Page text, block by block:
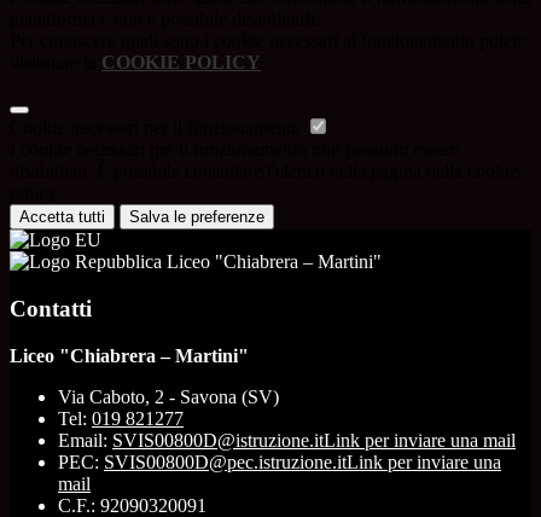
COOKIE POLICY
Accetta tutti Salva le preferenze
Liceo "Chiabrera – Martini"
Contatti
Liceo "Chiabrera – Martini"
Via Caboto, 2 - Savona (SV)
Tel: 019 821277
Email: SVIS00800D@istruzione.itLink per inviare una mail
PEC: SVIS00800D@pec.istruzione.itLink per inviare una
mail
C.F.: 92090320091